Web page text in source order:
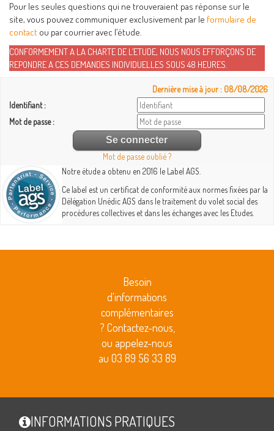
Pour les seules questions qui ne trouveraient pas réponse sur le
site, vous pouvez communiquer exclusivement par le formulaire de
contact ou par courrier avec l’étude.
CONFORMEMENT A LA CHARTE DE L’ETUDE, NOUS NOUS EFFORÇONS DE
REPONDRE A CES DEMANDES INDIVIDUELLES SOUS 48 HEURES.
Dernière mise à jour : 08/08/2026
Identifiant :
Mot de passe :
Mot de passe oublié ?
Notre étude a obtenu en 2016 le Label AGS.
Ce label est un certificat de conformité aux normes fixées par la
Délégation Unédic AGS dans le traitement du volet social des
procédures collectives et dans les échanges avec les Etudes.
Besoin
d'informations
complémentaires
? Contactez-nous,
ou appelez-nous
au 03 89 56 33 89
INFORMATIONS PRATIQUES